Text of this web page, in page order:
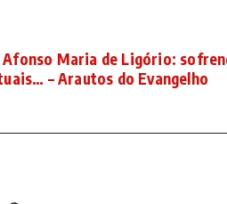
Afonso Maria de Ligório:
– Arautos do Evangelho